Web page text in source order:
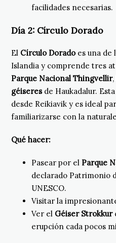
facilidades necesarias.
Día 2: Círculo Dorado
El Círculo Doradoes una de
Islandia y comprende tres
Parque Nacional Thingvellir
géiseresde Haukadalur.
desde Reikiavik y es ideal
familiarizarse con la
Qué hacer:
Pasear por el Parque
declarado Patrimonio
UNESCO.
Visitar la
Ver el Géiser Strokkur
erupción cada pocos